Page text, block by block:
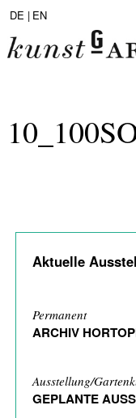
DE | EN
Aktuelle
Permanent
ARCHIV
Ausstellung/
GEPLANTE